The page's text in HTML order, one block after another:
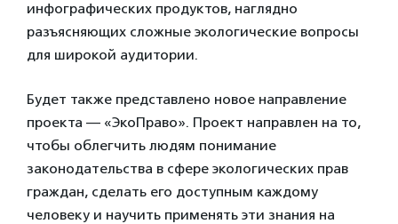
инфографических продуктов, наглядно
разъясняющих сложные экологические вопросы
для широкой аудитории.
Будет также представлено новое направление
проекта — «ЭкоПраво». Проект направлен на то,
чтобы облегчить людям понимание
законодательства в сфере экологических прав
граждан, сделать его доступным каждому
человеку и научить применять эти знания на